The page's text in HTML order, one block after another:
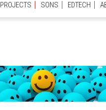
PROJECTS SONS EDTECH